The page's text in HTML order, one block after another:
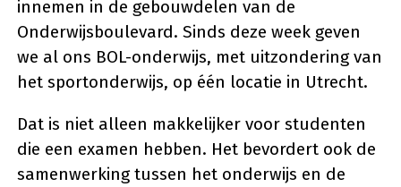
innemen in de gebouwdelen van de
Onderwijsboulevard. Sinds deze week geven
we al ons BOL-onderwijs, met uitzondering van
het sportonderwijs, op één locatie in Utrecht.
Dat is niet alleen makkelijker voor studenten
die een examen hebben. Het bevordert ook de
samenwerking tussen het onderwijs en de